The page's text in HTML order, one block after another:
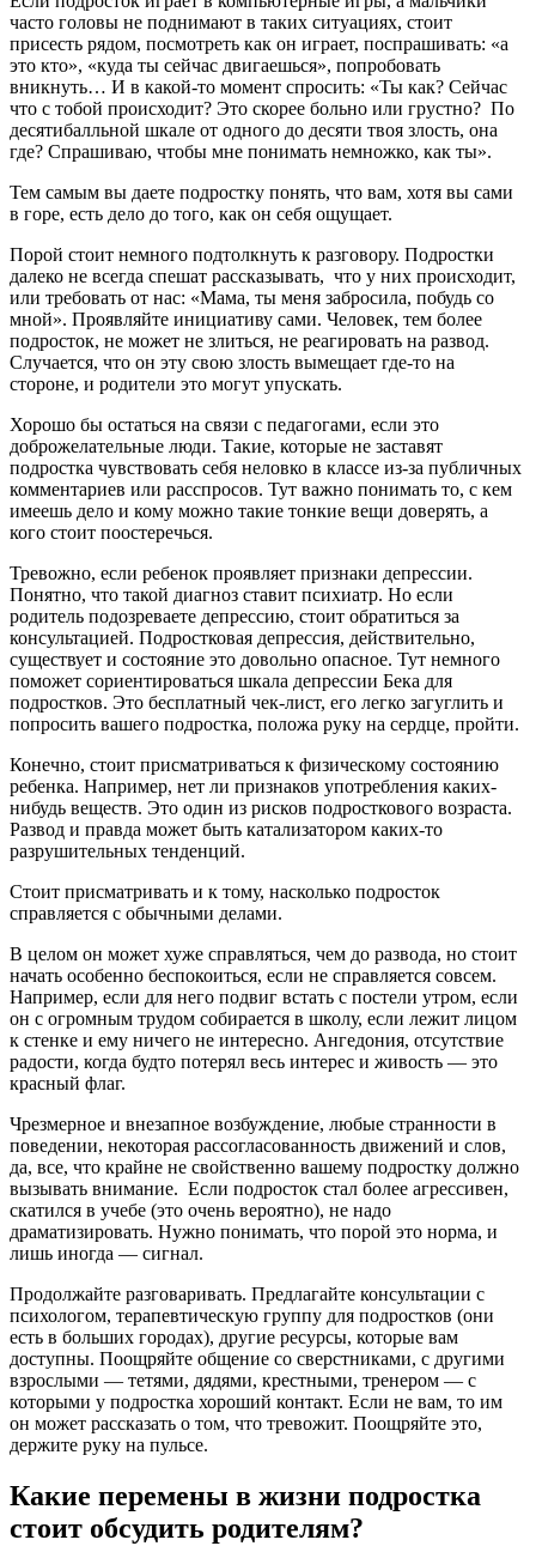
часто головы не поднимают в таких ситуациях, стоит
присесть рядом, посмотреть как он играет, поспрашивать: «а
это кто», «куда ты сейчас двигаешься», попробовать
вникнуть… И в какой-то момент спросить: «Ты как? Сейчас
что с тобой происходит? Это скорее больно или грустно? По
десятибалльной шкале от одного до десяти твоя злость, она
где? Спрашиваю, чтобы мне понимать немножко, как ты».
Тем самым вы даете подростку понять, что вам, хотя вы сами
в горе, есть дело до того, как он себя ощущает.
Порой стоит немного подтолкнуть к разговору. Подростки
далеко не всегда спешат рассказывать, что у них происходит,
или требовать от нас: «Мама, ты меня забросила, побудь со
мной». Проявляйте инициативу сами. Человек, тем более
подросток, не может не злиться, не реагировать на развод.
Случается, что он эту свою злость вымещает где-то на
стороне, и родители это могут упускать.
Хорошо бы остаться на связи с педагогами, если это
доброжелательные люди. Такие, которые не заставят
подростка чувствовать себя неловко в классе из-за публичных
комментариев или расспросов. Тут важно понимать то, с кем
имеешь дело и кому можно такие тонкие вещи доверять, а
кого стоит поостеречься.
Тревожно, если ребенок проявляет признаки депрессии.
Понятно, что такой диагноз ставит психиатр. Но если
родитель подозреваете депрессию, стоит обратиться за
консультацией. Подростковая депрессия, действительно,
существует и состояние это довольно опасное. Тут немного
поможет сориентироваться шкала депрессии Бека для
подростков. Это бесплатный чек-лист, его легко загуглить и
попросить вашего подростка, положа руку на сердце, пройти.
Конечно, стоит присматриваться к физическому состоянию
ребенка. Например, нет ли признаков употребления каких-
нибудь веществ. Это один из рисков подросткового возраста.
Развод и правда может быть катализатором каких-то
разрушительных тенденций.
Стоит присматривать и к тому, насколько подросток
справляется с обычными делами.
В целом он может хуже справляться, чем до развода, но стоит
начать особенно беспокоиться, если не справляется совсем.
Например, если для него подвиг встать с постели утром, если
он с огромным трудом собирается в школу, если лежит лицом
к стенке и ему ничего не интересно. Ангедония, отсутствие
радости, когда будто потерял весь интерес и живость — это
красный флаг.
Чрезмерное и внезапное возбуждение, любые странности в
поведении, некоторая рассогласованность движений и слов,
да, все, что крайне не свойственно вашему подростку должно
вызывать внимание. Если подросток стал более агрессивен,
скатился в учебе (это очень вероятно), не надо
драматизировать. Нужно понимать, что порой это норма, и
лишь иногда — сигнал.
Продолжайте разговаривать. Предлагайте консультации с
психологом, терапевтическую группу для подростков (они
есть в больших городах), другие ресурсы, которые вам
доступны. Поощряйте общение со сверстниками, с другими
взрослыми — тетями, дядями, крестными, тренером — с
которыми у подростка хороший контакт. Если не вам, то им
он может рассказать о том, что тревожит. Поощряйте это,
держите руку на пульсе.
Какие перемены в жизни подростка
стоит обсудить родителям?